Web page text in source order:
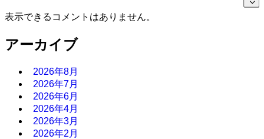
表示できるコメントはありません。
アーカイブ
2026年8月
2026年7月
2026年6月
2026年4月
2026年3月
2026年2月